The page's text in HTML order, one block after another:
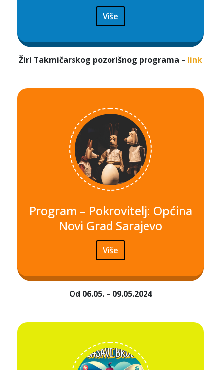
Više
Žiri Takmičarskog pozorišnog programa – link
Program – Pokrovitelj: Općina
Novi Grad Sarajevo
Više
Od 06.05. – 09.05.2024